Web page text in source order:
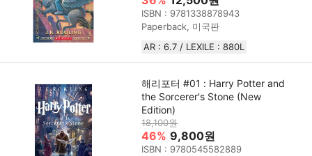
ISBN : 9781338878943
Paperback, 미국판
AR : 6.7 / LEXILE : 880L
해리포터 #01 : Harry Potter and
the Sorcerer's Stone (New
Edition)
18,100원
46% 9,800원
ISBN : 9780545582889